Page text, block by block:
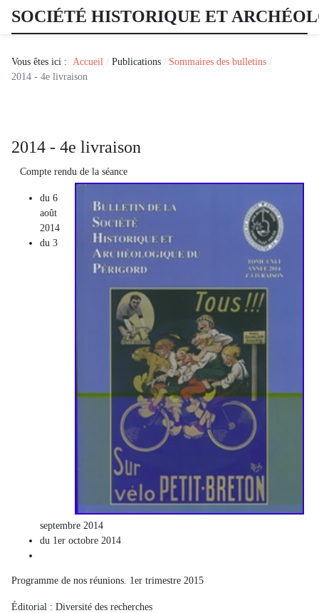
SOCIÉTÉ HISTORIQUE ET
Vous êtes ici : Accueil Publications
Sommaires des bulletins
2014 - 4e livraison
2014 - 4e livraison
Compte rendu de la séance
du 6
août
2014
du 3
septembre 2014
du 1er octobre 2014
Programme de nos réunions. 1er trimestre 2015
Éditorial : Diversité des recherches